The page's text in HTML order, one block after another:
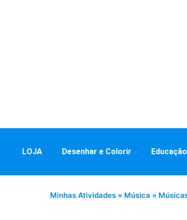
LOJA Desenhar e Colorir
Minhas Atividades » Música »